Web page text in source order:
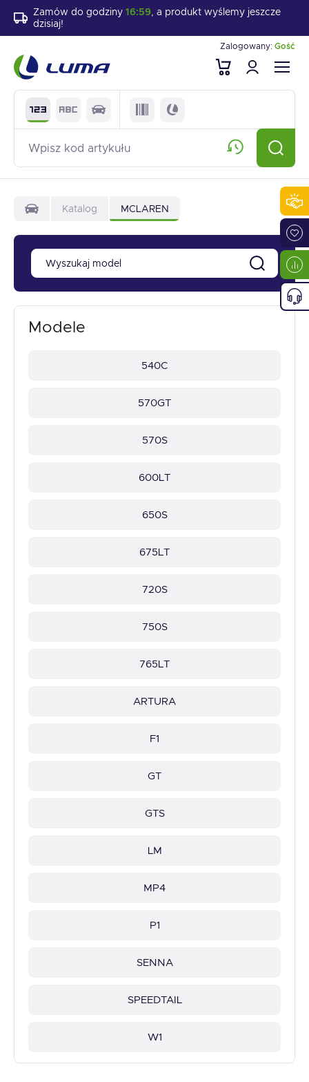
Zamów do godziny 16:59, a produkt wyślemy jeszcze
dzisiaj!
Zalogowany: Gość
Katalog MCLAREN
Modele
540C
570GT
570S
600LT
650S
675LT
720S
750S
765LT
ARTURA
F1
GT
GTS
LM
MP4
P1
SENNA
SPEEDTAIL
W1